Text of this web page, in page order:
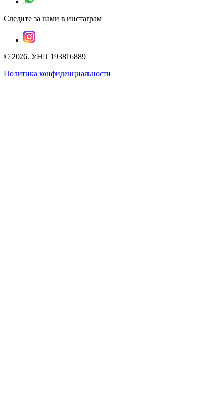
Следите за нами в инстаграм
© 2026. УНП 193816889
Политика конфиденциальности